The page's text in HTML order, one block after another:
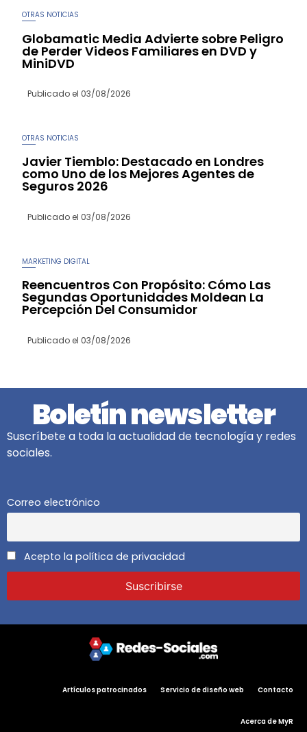
OTRAS NOTICIAS
Globamatic Media Advierte sobre Peligro
de Perder Videos Familiares en DVD y
MiniDVD
Publicado el 03/08/2026
OTRAS NOTICIAS
Javier Tiemblo: Destacado en Londres
como Uno de los Mejores Agentes de
Seguros 2026
Publicado el 03/08/2026
MARKETING DIGITAL
Reencuentros Con Propósito: Cómo Las
Segundas Oportunidades Moldean La
Percepción Del Consumidor
Publicado el 03/08/2026
Boletín newsletter
Suscríbete a toda la actualidad de tecnología y redes
sociales.
Correo electrónico
Acepto la política de privacidad
Artículos patrocinados Servicio de diseño web Contacto
Acerca de MyR